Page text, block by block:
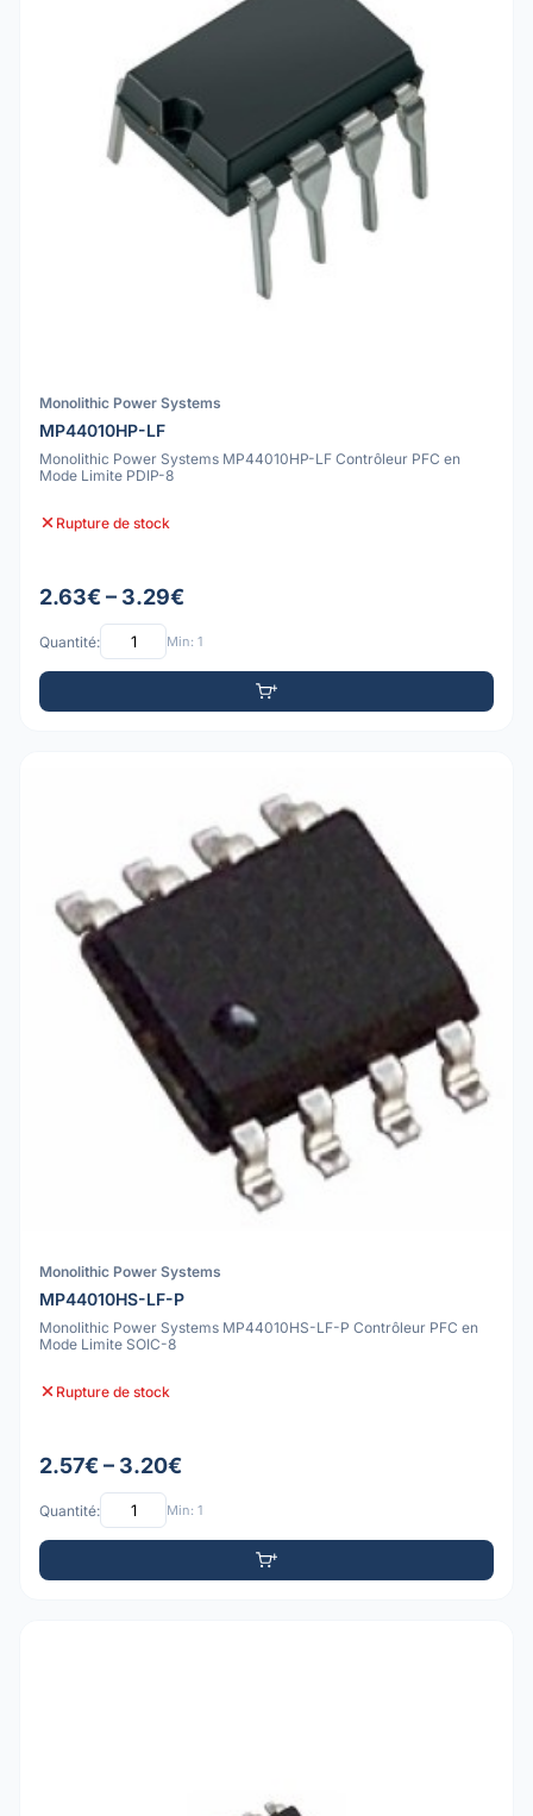
Monolithic Power Systems
MP44010HP-LF
Monolithic Power Systems MP44010HP-LF Contrôleur PFC en
Mode Limite PDIP-8
Rupture de stock
2.63€ – 3.29€
Quantité: Min: 1
Monolithic Power Systems
MP44010HS-LF-P
Monolithic Power Systems MP44010HS-LF-P Contrôleur PFC en
Mode Limite SOIC-8
Rupture de stock
2.57€ – 3.20€
Quantité: Min: 1